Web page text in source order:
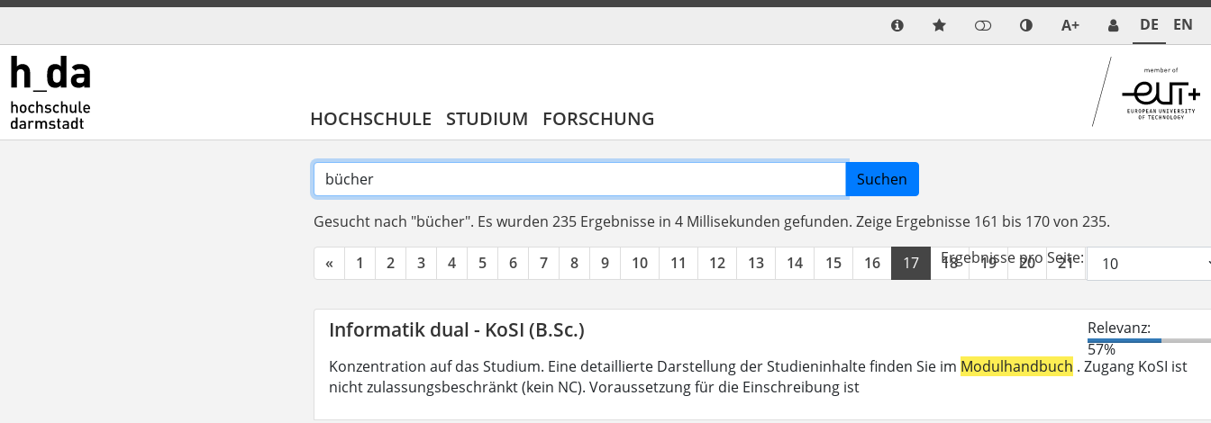
A+ DE EN
HOCHSCHULE STUDIUM FORSCHUNG
Suchen
Gesucht nach "bücher". Es wurden 235 Ergebnisse in 4 Millisekunden gefunden. Zeige Ergebnisse 161 bis 170 von 235.
« 1 2 3 4 5 6 7 8 9 10 11 12 13 14 15 16 17 18 19 20 21 22
Ergebnisse pro Seite:
Informatik dual - KoSI (B.Sc.)
Relevanz:
57%
Konzentration auf das Studium. Eine detaillierte Darstellung der Studieninhalte finden Sie im Modulhandbuch . Zugang KoSI ist
nicht zulassungsbeschränkt (kein NC). Voraussetzung für die Einschreibung ist